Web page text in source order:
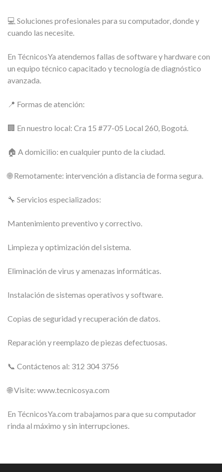
💻 Soluciones profesionales para su computador, donde y
cuando las necesite.
En TécnicosYa atendemos fallas de software y hardware con
un equipo técnico capacitado y tecnología de diagnóstico
avanzada.
📍 Formas de atención:
🏢 En nuestro local: Cra 15 #77-05 Local 260, Bogotá.
🏠 A domicilio: en cualquier punto de la ciudad.
🌐 Remotamente: intervención a distancia de forma segura.
🔧 Servicios especializados:
Mantenimiento preventivo y correctivo.
Limpieza y optimización del sistema.
Eliminación de virus y amenazas informáticas.
Instalación de sistemas operativos y software.
Copias de seguridad y recuperación de datos.
Reparación y reemplazo de piezas defectuosas.
📞 Contáctenos al: 312 304 3756
🌐 Visite: www.tecnicosya.com
En TécnicosYa.com trabajamos para que su computador
rinda al máximo y sin interrupciones.